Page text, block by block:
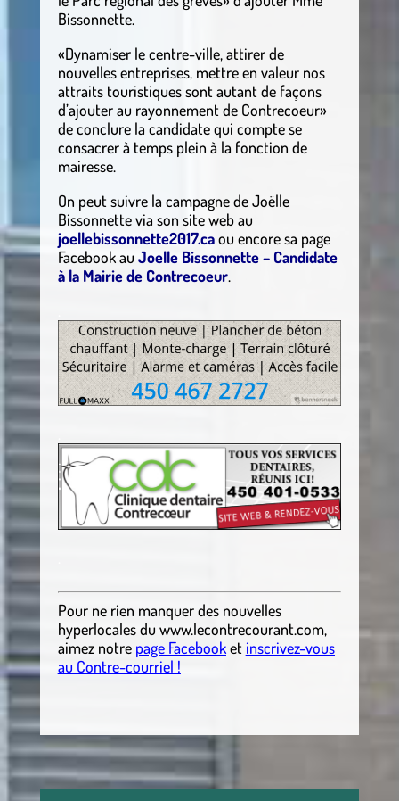
Bissonnette.
«Dynamiser le centre-ville, attirer de
nouvelles entreprises, mettre en valeur nos
attraits touristiques sont autant de façons
d’ajouter au rayonnement de Contrecoeur»
de conclure la candidate qui compte se
consacrer à temps plein à la fonction de
mairesse.
On peut suivre la campagne de Joëlle
Bissonnette via son site web au
joellebissonnette2017.caou encore sa page
Facebook au Joelle Bissonnette – Candidate
à la Mairie de Contrecoeur.
Pour ne rien manquer des nouvelles
hyperlocalesdu www.lecontrecourant.com,
aimez notre page Facebooket inscrivez-vous
au Contre-courriel !